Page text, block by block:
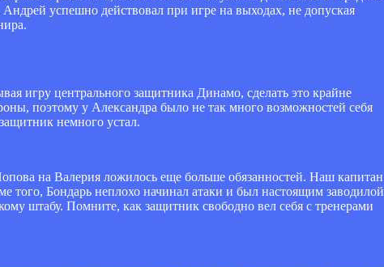
успешно действовал при игре на выходах, не допуская
игру центрального защитника Динамо, сделать это крайне
поэтому у Александра было не так много возможностей себя
немного устал.
на Валерия ложилось еще больше обязанностей. Наш капитан
того, Бондарь неплохо начинал атаки и был настоящим заводилой
штабу. Помните, как защитник свободно вел себя с тренерами